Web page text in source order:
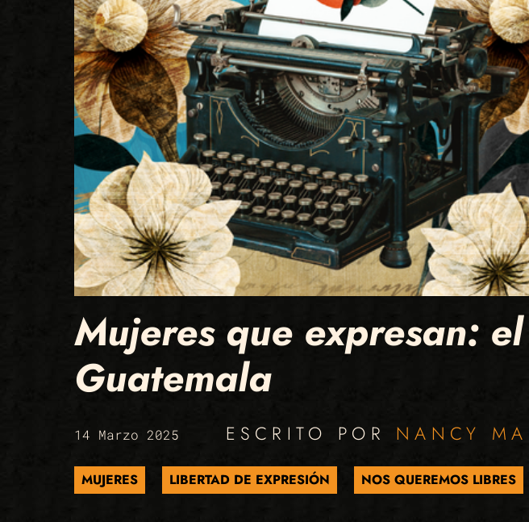
Mujeres que expresan:
Guatemala
14 Marzo 2025 ESCRITO POR NANCY
MUJERES LIBERTAD DE EXPRESIÓN NOS QUEREMOS LIBRES